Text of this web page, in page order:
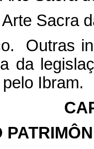
Sacra
Outras
da
Ibram.